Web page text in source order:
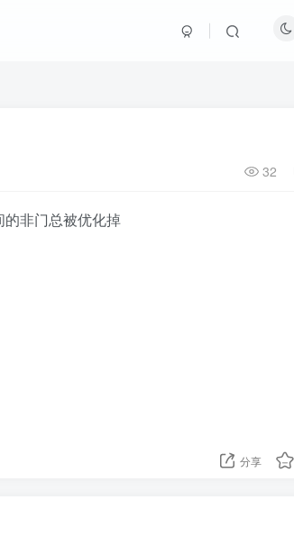
32
非门总被优化掉
分享